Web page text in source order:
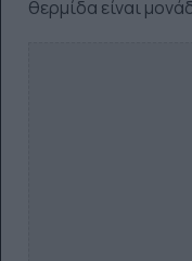
θερμίδα είναι